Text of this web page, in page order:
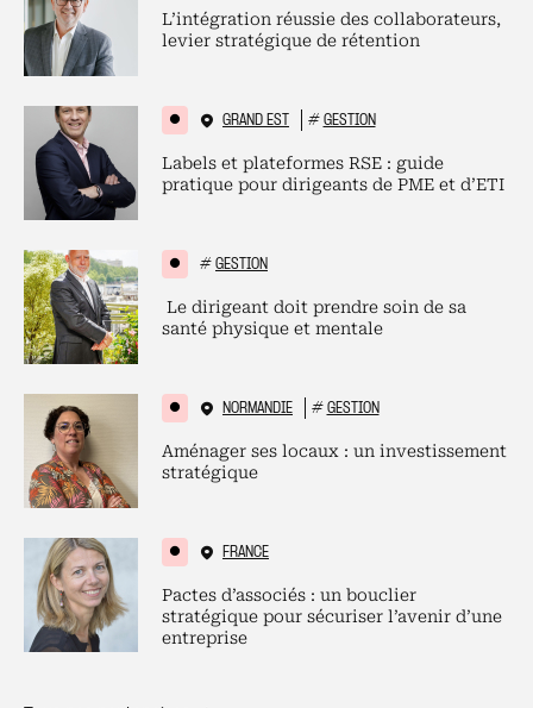
L’intégration réussie des collaborateurs,
levier stratégique de rétention
GRAND EST # GESTION
Labels et plateformes RSE : guide
pratique pour dirigeants de PME et d’ETI
# GESTION
Le dirigeant doit prendre soin de sa
santé physique et mentale
NORMANDIE # GESTION
Aménager ses locaux : un investissement
stratégique
FRANCE
Pactes d’associés : un bouclier
stratégique pour sécuriser l’avenir d’une
entreprise